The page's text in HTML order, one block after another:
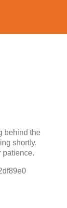
behind the
shortly.
patience.